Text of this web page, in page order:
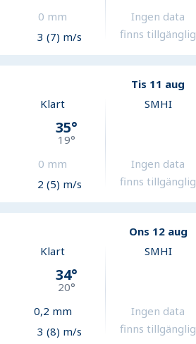
0 mm
3 (7) m/s
Ingen data
finns tillgänglig
Tis 11 aug
Klart
35°
19°
0 mm
2 (5) m/s
SMHI
Ingen data
finns tillgänglig
Ons 12 aug
Klart
34°
20°
0,2 mm
3 (8) m/s
SMHI
Ingen data
finns tillgänglig